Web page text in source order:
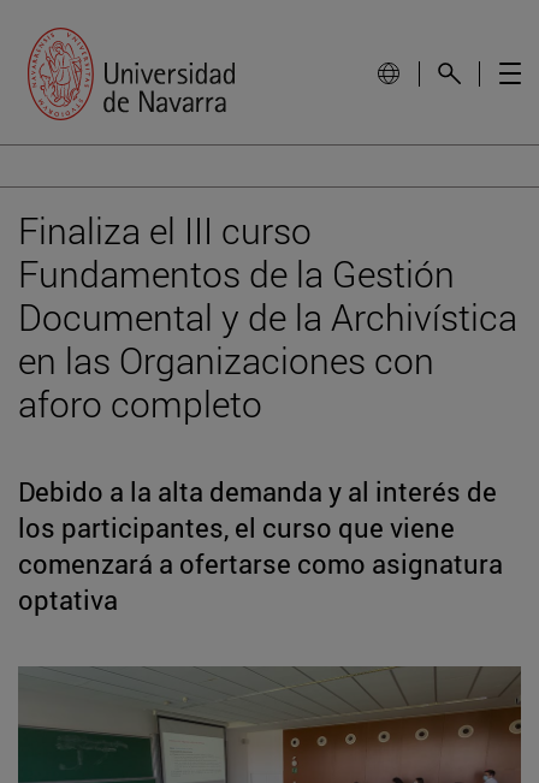
Finaliza el III curso
Fundamentos de la Gestión
Documental y de la Archivística
en las Organizaciones con
aforo completo
Debido a la alta demanda y al interés de
los participantes, el curso que viene
comenzará a ofertarse como asignatura
optativa